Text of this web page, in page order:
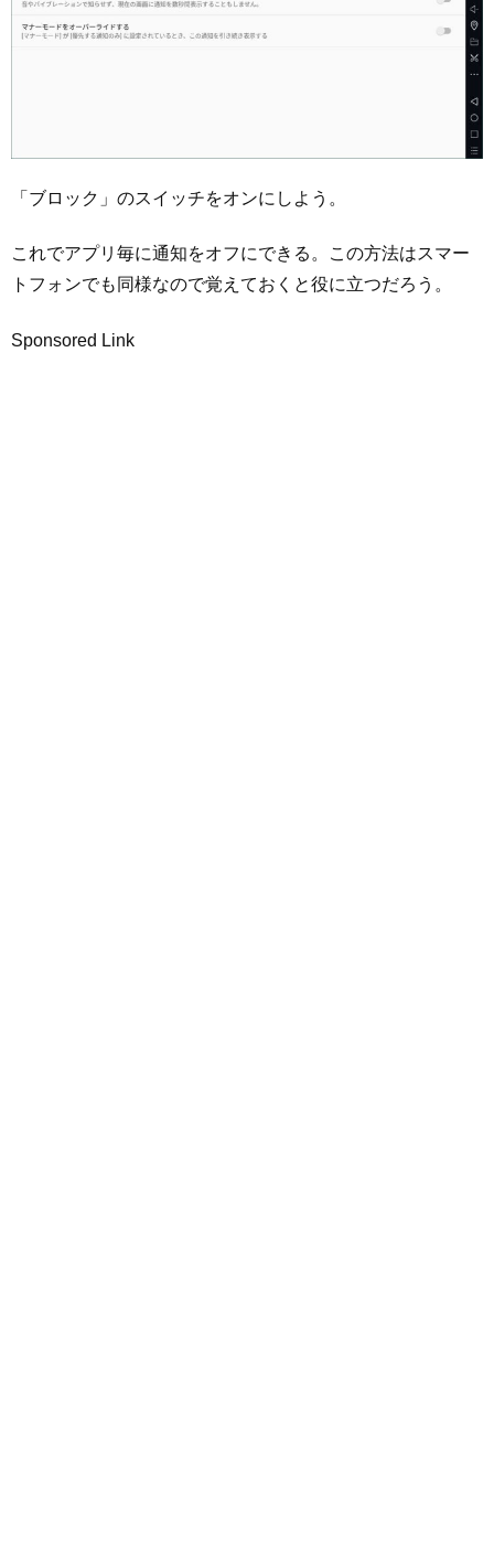
「ブロック」のスイッチをオンにしよう。
これでアプリ毎に通知をオフにできる。この方法はスマー
トフォンでも同様なので覚えておくと役に立つだろう。
Sponsored Link